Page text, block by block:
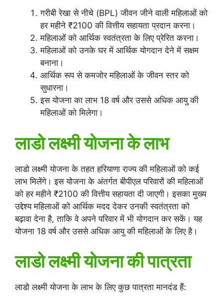
गरीबी रेखा से नीचे (BPL) जीवन जीने वाली महिलाओं को
हर महीने ₹2100 की वित्तीय सहायता प्रदान करना।
महिलाओं को आर्थिक स्वतंत्रता के लिए प्रेरित करना।
महिलाओं को उनके घर में आर्थिक योगदान देने में सक्षम
बनाना।
आर्थिक रूप से कमजोर महिलाओं के जीवन स्तर को
सुधारना।
इस योजना का लाभ 18 वर्ष और उससे अधिक आयु की
महिलाओं को मिलेगा।
लाडो लक्ष्मी योजना के लाभ
लाडो लक्ष्मी योजना के तहत हरियाणा राज्य की महिलाओं को कई
लाभ मिलेंगे। इस योजना के अंतर्गत बीपीएल परिवारों की महिलाओं
को हर महीने ₹2100 की वित्तीय सहायता दी जाएगी। इसका मुख्य
उद्देश्य महिलाओं को आर्थिक मदद देकर उनकी स्वतंत्रता को
बढ़ावा देना है, ताकि वे अपने परिवार में भी योगदान कर सकें। यह
योजना 18 वर्ष और उससे अधिक आयु की महिलाओं के लिए है।
लाडो लक्ष्मी योजना की पात्रता
लाडो लक्ष्मी योजना के लाभ के लिए कुछ पात्रता मानदंड हैं: